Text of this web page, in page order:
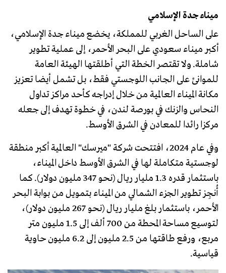
ميناء جدة الإسلامي
على الساحل الغربي للمملكة، يخضع ميناء جدة الإسلامي،
أكبر ميناء سعودي على البحر الأحمر، إلى عملية تطوير
شاملة. ولا تقتصر الخطة التي أطلقتها الهيئة العامة
للموانئ على الجانب اللوجستي فقط، بل تشمل أيضا تعزيز
مكانة الميناء العالمية من خلال إدراجه كأحد مراكز تداول
النحاس والزنك في بورصة لندن، في خطوة تهدف إلى جعله
مركزا رائدا للمعادن في الشرق الأوسط.
وفي عام 2024، افتتحت شركة "ميرسك" العالمية أكبر منطقة
لوجستية متكاملة لها في الشرق الأوسط داخل الميناء،
باستثمار قدره 1.3 مليار ريال (نحو 347 مليون دولار). كما
أُنجِز تطوير الجزء الشمالي من الميناء بتمويل من بوابة البحر
الأحمر، باستثمار بلغ مليار ريال (نحو 267 مليون دولار)،
لتوسيع مساحة المحطة من 700 ألف إلى 1.5 مليون متر
مربع، ورفع طاقتها من 2.5 مليون إلى 6.2 مليون حاوية
قياسية.